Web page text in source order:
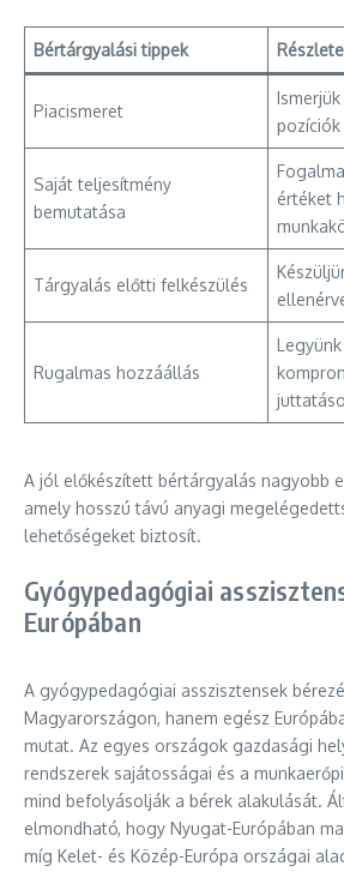
Bértárgyalási tippek
Piacismeret
Saját teljesítmény
bemutatása
értéket
Tárgyalás előtti felkészülés
Rugalmas hozzáállás
A jól előkészített bértárgyalás nagyobb
amely hosszú távú anyagi
lehetőségeket biztosít.
Gyógypedagógiai
Európában
A gyógypedagógiai asszisztensek
Magyarországon, hanem egész
mutat. Az egyes országok gazdasági
rendszerek sajátosságai és a
mind befolyásolják a bérek alakulását.
elmondható, hogy Nyugat-Európában
míg Kelet- és Közép-Európa országai